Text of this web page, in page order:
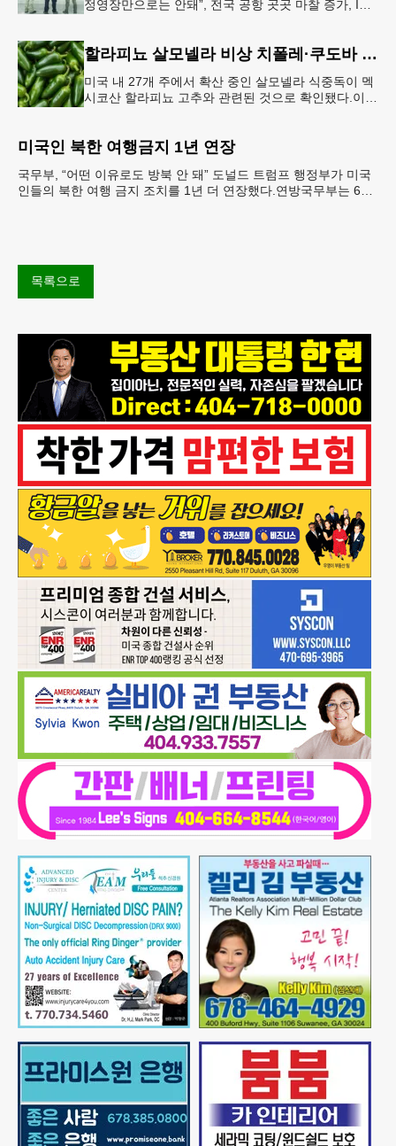
정영장만으로는 안돼”, 전국 공항 곳곳 마찰 증가, ICE
할라피뇨 살모넬라 비상 치폴레·쿠도바 긴급 회수
미국 내 27개 주에서 확산 중인 살모넬라 식중독이 멕
시코산 할라피뇨 고추와 관련된 것으로 확인됐다.이에
미국인 북한 여행금지 1년 연장
국무부, “어떤 이유로도 방북 안 돼” 도널드 트럼프 행정부가 미국
인들의 북한 여행 금지 조치를 1년 더 연장했다.연방국무부는 6일
목록으로